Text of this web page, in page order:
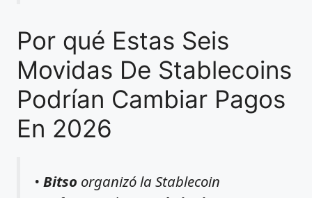
Por qué Estas Seis
Movidas De Stablecoins
Podrían Cambiar Pagos
En 2026
• Bitso organizó la Stablecoin